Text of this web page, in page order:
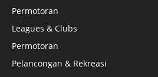
Permotoran
Leagues & Clubs
Permotoran
Pelancongan & Rekreasi